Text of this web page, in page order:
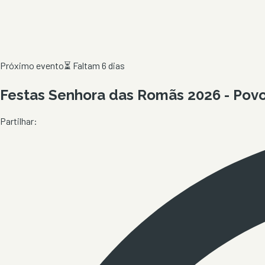
Próximo evento⏳ Faltam 6 dias
Festas Senhora das Romãs 2026 -
Partilhar: